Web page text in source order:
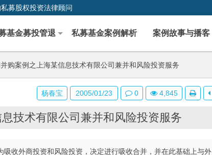
募股权投资法律顾问
基金募投管退 私募基金案例解析 案例故事与播客
购案例之上海某信息技术有限公司兼并和风险投资服务
技术有限公司兼并和风险投资服务
吸收外商投资和风险投资，决定进行吸收合并，并在此基础上与外
杨春宝 2005/01/23 0 4,845